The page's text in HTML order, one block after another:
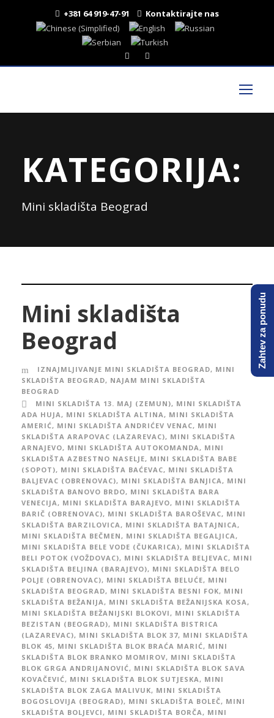
+381 64 919-47-91 Kontaktirajte nas
KATEGORIJA:
Mini skladišta Beograd
Mini skladišta
Beograd
IZNAJMLJIVANJE MINI SKLADIŠTA BEOGRAD, MINI
SKLADIŠTA BEOGRAD, NAJAM MINI SKLADIŠTA
BEOGRAD
MINI SKLADIŠTA 13. MAJ (ZEMUN), MINI SKLADIŠTA
ADA HUJA, MINI SKLADIŠTA ALTINA, MINI SKLADIŠTA
AMERIĆ, MINI SKLADIŠTA ANDRIĆEV VENAC, MINI
SKLADIŠTA ARAPOVAC (LAZAREVAC), MINI SKLADIŠTA
ARNAJEVO, MINI SKLADIŠTA AUTOKOMANDA, MINI
SKLADIŠTA AZBESTNO NASELJE, MINI SKLADIŠTA BABE
(SOPOT), MINI SKLADIŠTA BAĆEVAC, MINI SKLADIŠTA
BALJEVAC (OBRENOVAC), MINI SKLADIŠTA BANJICA, MINI
SKLADIŠTA BANOVO BRDO, MINI SKLADIŠTA BARA
VENECIJA, MINI SKLADIŠTA BARAJEVO, MINI SKLADIŠTA
BARIČ (OBRENOVAC), MINI SKLADIŠTA BAROŠEVAC, MINI
SKLADIŠTA BARZILOVICA, MINI SKLADIŠTA BATAJNICA,
MINI SKLADIŠTA BEČMEN, MINI SKLADIŠTA BEGALJICA,
MINI SKLADIŠTA BELE VODE (ČUKARICA), MINI SKLADIŠTA
BELI POTOK (VOŽDOVAC), MINI SKLADIŠTA BELJEVAC, MINI
SKLADIŠTA BELJINA (BARAJEVO), MINI SKLADIŠTA BELO
POLJE (OBRENOVAC), MINI SKLADIŠTA BELUĆE, MINI
SKLADIŠTA BEOGRAD, MINI SKLADIŠTA BESNI FOK, MINI
SKLADIŠTA BEŽANIJA, MINI SKLADIŠTA BEŽANIJSKA KOSA,
MINI SKLADIŠTA BEŽANIJSKI BLOKOVI, MINI SKLADIŠTA
BEZISTAN (BEOGRAD), MINI SKLADIŠTA BISTRICA
(LAZAREVAC), MINI SKLADIŠTA BLOK 37, MINI SKLADIŠTA
BLOK 45, MINI SKLADIŠTA BLOK BRAĆA MARIĆ, MINI
SKLADIŠTA BLOK BRANKO MOMIROV, MINI SKLADIŠTA
BLOK GRGA ANDRIJANOVIĆ, MINI SKLADIŠTA BLOK SAVA
KOVAČEVIĆ, MINI SKLADIŠTA BLOK SUTJESKA, MINI
SKLADIŠTA BLOK ZAGA MALIVUK, MINI SKLADIŠTA
BOGOSLOVIJA (BEOGRAD), MINI SKLADIŠTA BOLEČ, MINI
SKLADIŠTA BOLJEVCI, MINI SKLADIŠTA BORČA, MINI
Zahtev za ponudu